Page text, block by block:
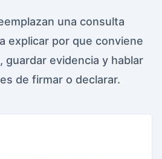
una consulta
explicar por que conviene
guardar evidencia y hablar
de firmar o declarar.